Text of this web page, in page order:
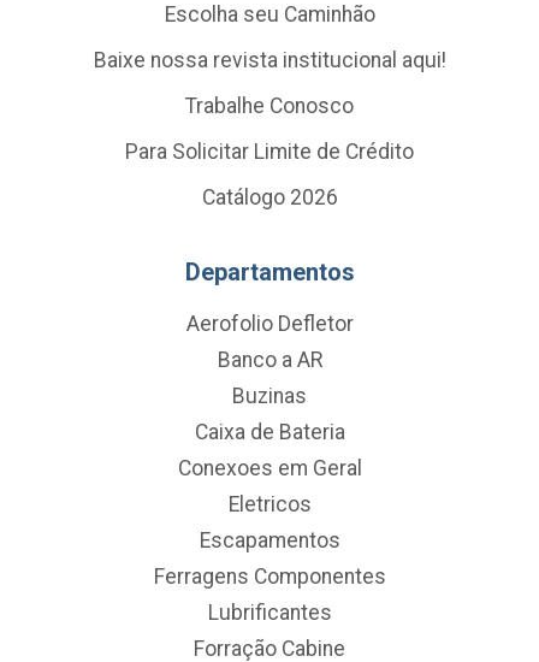
Escolha seu Caminhão
Baixe nossa revista institucional aqui!
Trabalhe Conosco
Para Solicitar Limite de Crédito
Catálogo 2026
Departamentos
Aerofolio Defletor
Banco a AR
Buzinas
Caixa de Bateria
Conexoes em Geral
Eletricos
Escapamentos
Ferragens Componentes
Lubrificantes
Forração Cabine